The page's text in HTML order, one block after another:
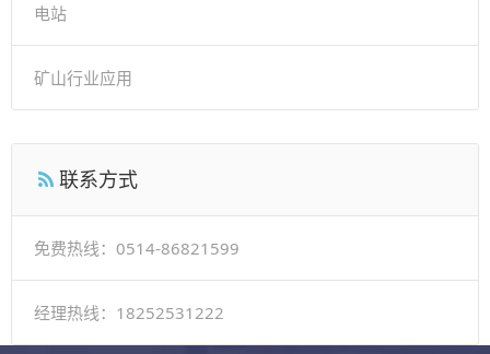
电站
矿山行业应用
联系方式
免费热线：0514-86821599
经理热线：18252531222